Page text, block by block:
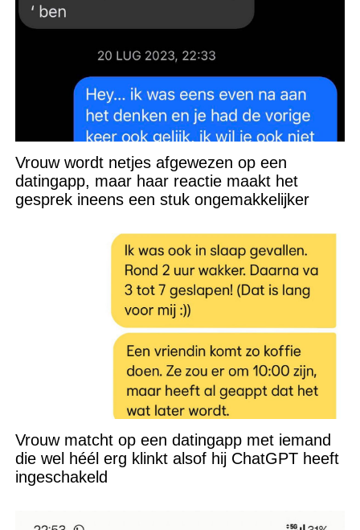
Vrouw wordt netjes afgewezen op een
datingapp, maar haar reactie maakt het
gesprek ineens een stuk ongemakkelijker
Vrouw matcht op een datingapp met iemand
die wel héél erg klinkt alsof hij ChatGPT heeft
ingeschakeld